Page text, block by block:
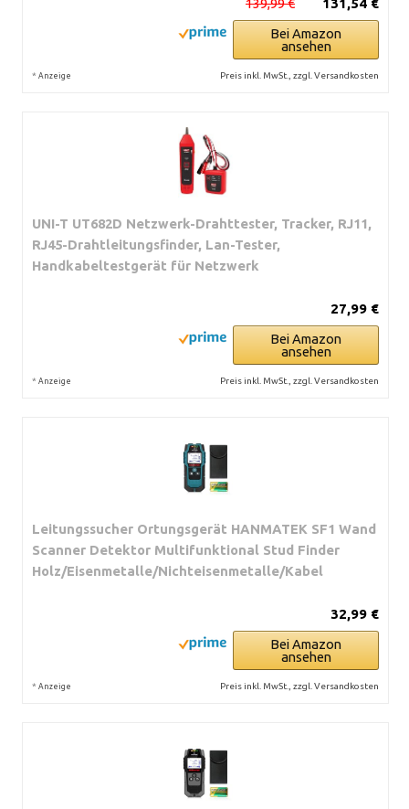
Bei Amazon
ansehen
* Anzeige Preis inkl. MwSt., zzgl. Versandkosten
UNI-T UT682D Netzwerk-Drahttester, Tracker, RJ11,
RJ45-Drahtleitungsfinder, Lan-Tester,
Handkabeltestgerät für Netzwerk
27,99 €
Bei Amazon
ansehen
* Anzeige Preis inkl. MwSt., zzgl. Versandkosten
Leitungssucher Ortungsgerät HANMATEK SF1 Wand
Scanner Detektor Multifunktional Stud Finder
Holz/Eisenmetalle/Nichteisenmetalle/Kabel
32,99 €
Bei Amazon
ansehen
* Anzeige Preis inkl. MwSt., zzgl. Versandkosten